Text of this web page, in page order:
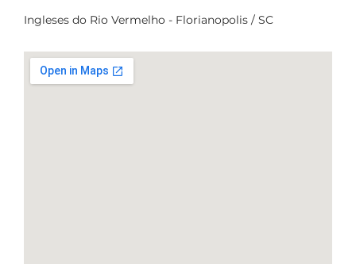
Ingleses do Rio Vermelho - Florianopolis / SC